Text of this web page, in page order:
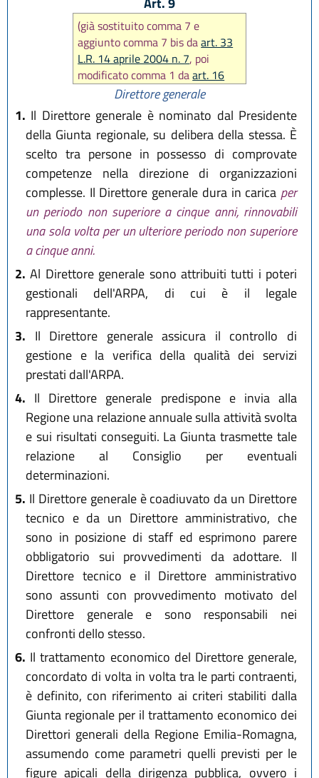
(già sostituito comma 7 e
aggiunto comma 7 bis daart. 33
L.R. 14 aprile 2004 n. 7, poi
modificato comma 1 daart. 16
L.R. 30 luglio 2015 n. 13)
Direttore generale
1. Il Direttore generale è nominato dal Presidente
della Giunta regionale, su delibera della stessa. È
scelto tra persone in possesso di comprovate
competenze nella direzione di organizzazioni
complesse. Il Direttore generale dura in carica per
un periodo non superiore a cinque anni, rinnovabili
una sola volta per un ulteriore periodo non superiore
a cinque anni.
2. Al Direttore generale sono attribuiti tutti i poteri
gestionali dell'ARPA, di cui è il legale
rappresentante.
3. Il Direttore generale assicura il controllo di
gestione e la verifica della qualità dei servizi
prestati dall'ARPA.
4. Il Direttore generale predispone e invia alla
Regione una relazione annuale sulla attività svolta
e sui risultati conseguiti. La Giunta trasmette tale
relazione al Consiglio per eventuali
determinazioni.
5. Il Direttore generale è coadiuvato da un Direttore
tecnico e da un Direttore amministrativo, che
sono in posizione di staff ed esprimono parere
obbligatorio sui provvedimenti da adottare. Il
Direttore tecnico e il Direttore amministrativo
sono assunti con provvedimento motivato del
Direttore generale e sono responsabili nei
confronti dello stesso.
6. Il trattamento economico del Direttore generale,
concordato di volta in volta tra le parti contraenti,
è definito, con riferimento ai criteri stabiliti dalla
Giunta regionale per il trattamento economico dei
Direttori generali della Regione Emilia-Romagna,
assumendo come parametri quelli previsti per le
figure apicali della dirigenza pubblica, ovvero i